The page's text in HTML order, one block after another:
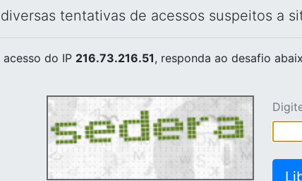
tentativas de acessos suspeitos a
do IP 216.73.216.51, responda ao desafio